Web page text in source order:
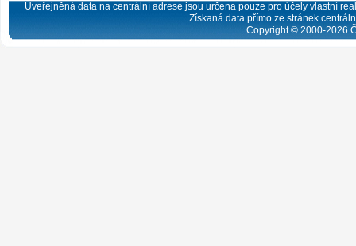
Uveřejněná data na centrální adrese jsou určena pouze pro účely vlastní
Získaná data přímo ze stránek
Copyright © 2000-2026